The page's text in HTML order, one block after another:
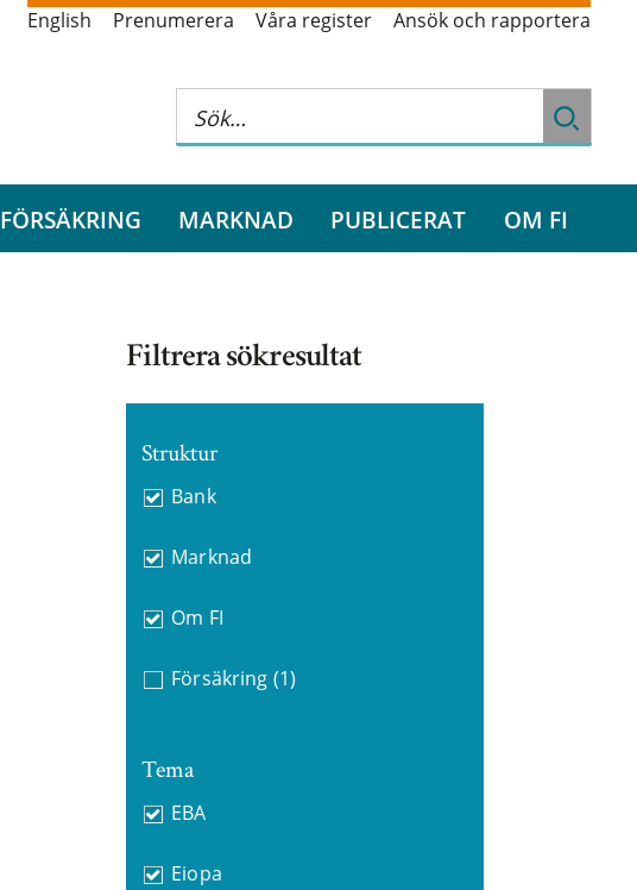
English Prenumerera Våra register Ansök och rapportera
FÖRSÄKRING MARKNAD PUBLICERAT OM FI
Filtrera sökresultat
Struktur
Bank
Marknad
Om FI
Försäkring (1)
Tema
EBA
Eiopa